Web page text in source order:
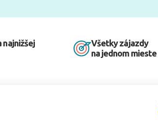
najnižšej
Všetky zájazdy
na jednom mieste